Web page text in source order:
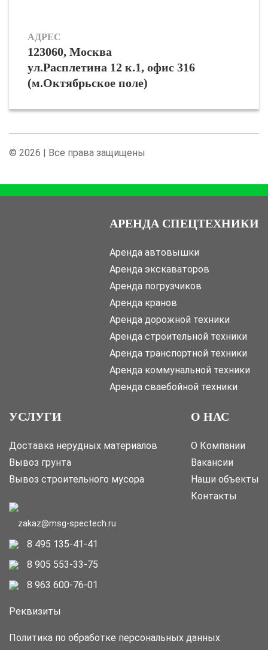
АДРЕС
123060, Москва
ул.Расплетина 12 к.1, офис 316
(м.Октябрьское поле)
© 2026 | Все права защищены
АРЕНДА СПЕЦТЕХНИКИ
Аренда автовышки
Аренда экскаваторов
Аренда погрузчиков
Аренда кранов
Аренда дорожной техники
Аренда строительной техники
Аренда транспортной техники
Аренда коммунальной техники
Аренда сваебойной техники
УСЛУГИ
Доставка нерудных материалов
Вывоз грунта
Вывоз строительного мусора
О НАС
О Компании
Вакансии
Наши объекты
Контакты
zakaz@msg-spectech.ru
8 495 135-41-41
8 905 553-33-75
8 963 600-76-01
Реквизиты
Политика по обработке персональных данных